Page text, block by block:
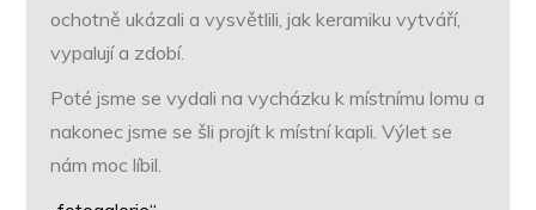
ochotně ukázali a vysvětlili, jak keramiku vytváří,
vypalují a zdobí.
Poté jsme se vydali na vycházku k místnímu lomu a
nakonec jsme se šli projít k místní kapli. Výlet se
nám moc líbil.